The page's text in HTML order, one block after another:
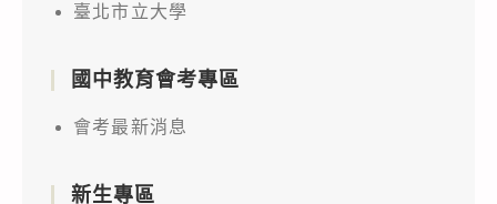
臺北市立大學
國中教育會考專區
會考最新消息
新生專區